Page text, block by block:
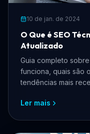
10 de jan. de 2024
O Que é SEO
Atualizado
Guia completo
funciona, quais são
tendências mais
Google.
Ler mais